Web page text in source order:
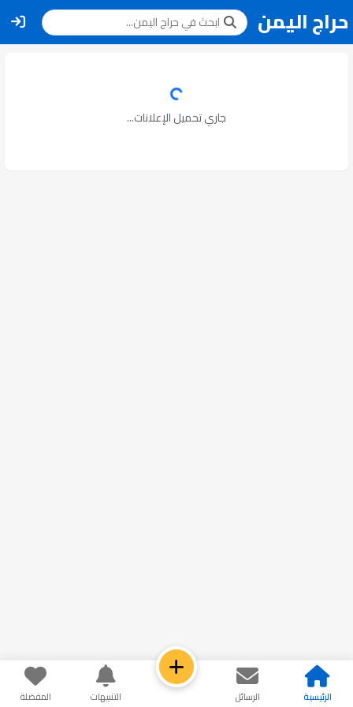
حراج اليمن
جاري تحميل الإعلانات...
الرئيسية الرسائل التنبيهات المفضلة